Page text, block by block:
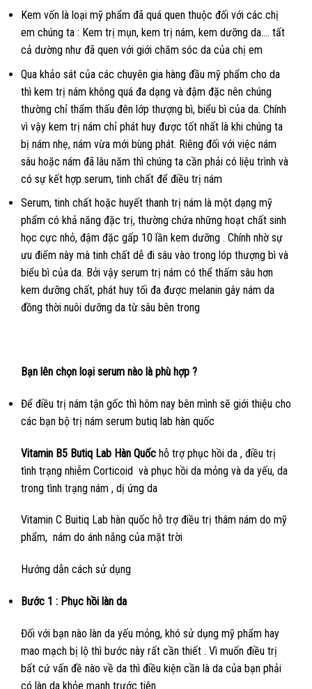
Kem vốn là loại mỹ phẩm đã quá quen thuộc đối với các chị
em chúng ta : Kem trị mụn, kem trị nám, kem dưỡng da…. tất
cả dường như đã quen với giới chăm sóc da của chị em
Qua khảo sát của các chuyên gia hàng đầu mỹ phẩm cho da
thì kem trị nám không quá đa dạng và đậm đặc nên chúng
thường chỉ thẩm thấu đên lớp thượng bì, biểu bì của da. Chính
vì vậy kem trị nám chỉ phát huy được tốt nhất là khi chúng ta
bị nám nhẹ, nám vừa mới bùng phát. Riêng đối với việc nám
sâu hoặc nám đã lâu năm thì chúng ta cần phải có liệu trình và
có sự kết hợp serum, tinh chất để điều trị nám
Serum, tinh chất hoặc huyết thanh trị nám là một dạng mỹ
phẩm có khả năng đặc trị, thường chứa những hoạt chất sinh
học cực nhỏ, đậm đặc gấp 10 lần kem dưỡng . Chính nhờ sự
ưu điểm này mà tinh chất dễ đi sâu vào trong lóp thượng bì và
biểu bì của da. Bởi vậy serum trị nám có thể thấm sâu hơn
kem dưỡng chất, phát huy tối đa được melanin gây nám da
đồng thời nuôi dưỡng da từ sâu bên trong
Bạn lên chọn loại serum nào là phù hợp ?
Để điều trị nám tận gốc thì hôm nay bên mình sẽ giới thiệu cho
các bạn bộ trị nám serum butiq lab hàn quốc
Vitamin B5 Butiq Lab Hàn Quốc hỗ trợ phục hồi da , điều trị
tình trạng nhiễm Corticoid và phục hồi da mỏng và da yếu, da
trong tình trạng nám , dị ứng da
Vitamin C Buitiq Lab hàn quốc hỗ trợ điều trị thâm nám do mỹ
phẩm, nám do ánh nắng của mặt trời
Hướng dẫn cách sử dụng
Bước 1 : Phục hồi làn da
Đối với bạn nào làn da yếu mỏng, khó sử dụng mỹ phẩm hay
mao mạch bị lộ thì bước này rất cần thiết . Vì muốn điều trị
bất cứ vấn đề nào về da thì điều kiện cần là da của bạn phải
có làn da khỏe mạnh trước tiên